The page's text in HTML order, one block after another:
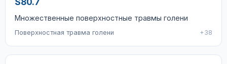
Множественные поверхностные травмы голени
Поверхностная травма голени +38